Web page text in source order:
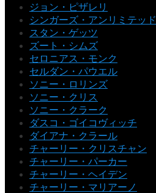
ジョン・ピザレリ
シンガーズ・アンリミテッド
スタン・ゲッツ
ズート・シムズ
セロニアス・モンク
セルダン・パウエル
ソニー・ロリンズ
ソニー・クリス
ソニー・クラーク
ダスコ・ゴイコヴィッチ
ダイアナ・クラール
チャーリー・クリスチャン
チャーリー・パーカー
チャーリー・ヘイデン
チャーリー・マリアーノ